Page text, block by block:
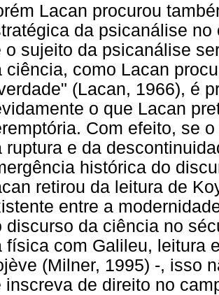
Lacan procurou
da psicanálise
o sujeito da psicanálise
ciência, como Lacan
(Lacan, 1966), é
o que Lacan
Com efeito, se
ruptura e da
histórica do
retirou da leitura de
entre a
discurso da ciência no
física com Galileu, leitura
(Milner, 1995) -, isso
inscreva de direito no